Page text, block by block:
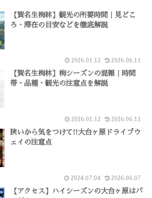
【賀名生梅林】観光の所要時間｜見どこ
ろ・滞在の目安などを徹底解説
2026.01.12 2026.06.11
【賀名生梅林】梅シーズンの混雑｜時間
帯・品種・観光の注意点を解説
2026.01.12 2026.06.11
狭いから気をつけて!!大台ヶ原ドライブウ
ェイの注意点
2024.07.04 2026.06.07
【アクセス】ハイシーズンの大台ヶ原はバ